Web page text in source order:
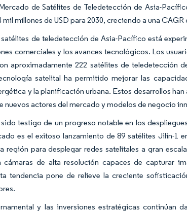
de Satélites de Teledetección de Asia-
mil millones de USD para 2030, creciendo a una
de teledetección de Asia-Pacífico está
comerciales y los avances tecnológicos. Los
aproximadamente 222 satélites de teledetección
satelital ha permitido mejorar las
y la planificación urbana. Estos desarrollos
nuevos actores del mercado y modelos de negocio
testigo de un progreso notable en los
es el exitoso lanzamiento de 89 satélites Jilin-1
región para desplegar redes satelitales a gran
cámaras de alta resolución capaces de capturar
tendencia pone de relieve la creciente
y las inversiones estratégicas continúan